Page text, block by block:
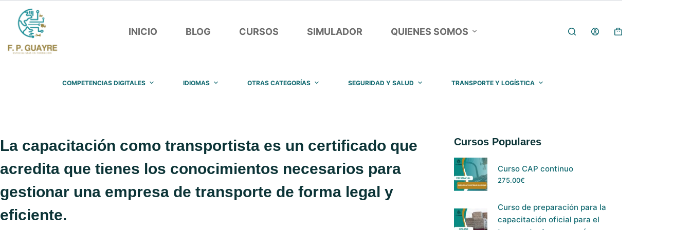
contenido
INICIO BLOG CURSOS SIMULADOR QUIENES SOMOS
Carro
COMPETENCIAS DIGITALES IDIOMAS OTRAS CATEGORÍAS SEGURIDAD Y SALUD TRANSPORTE Y LOGÍSTICA
La capacitación como transportista es un certificado que
acredita que tienes los conocimientos necesarios para
gestionar una empresa de transporte de forma legal y
eficiente.
Cursos Populares
Curso CAP continuo
275.00€
Curso de preparación para la
capacitación oficial para el